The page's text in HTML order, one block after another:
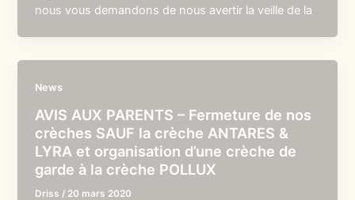
nous vous demandons de nous avertir la veille de la
News
AVIS AUX PARENTS – Fermeture de nos
crèches SAUF la crèche ANTARES &
LYRA et organisation d’une crèche de
garde à la crèche POLLUX
Driss / 20 mars 2020